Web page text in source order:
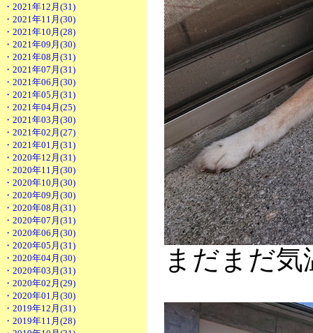
・2021年12月(31)
・2021年11月(30)
・2021年10月(28)
・2021年09月(30)
・2021年08月(31)
・2021年07月(31)
・2021年06月(30)
・2021年05月(31)
・2021年04月(25)
・2021年03月(30)
・2021年02月(27)
・2021年01月(31)
・2020年12月(31)
・2020年11月(30)
・2020年10月(30)
・2020年09月(30)
・2020年08月(31)
・2020年07月(31)
・2020年06月(30)
・2020年05月(31)
・2020年04月(30)
・2020年03月(31)
・2020年02月(29)
・2020年01月(30)
・2019年12月(31)
・2019年11月(28)
まだまだ